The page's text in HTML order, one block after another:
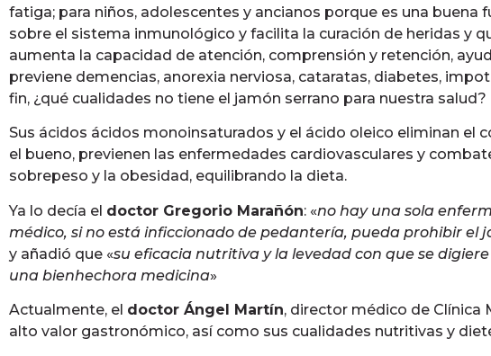
fatiga; para niños, adolescentes y ancianos porque es una buena
sobre el sistema inmunológico y facilita la curación de heridas y
aumenta la capacidad de atención, comprensión y retención,
previene demencias, anorexia nerviosa, cataratas, diabetes,
fin, ¿qué cualidades no tiene el jamón serrano para nuestra salud?
Sus ácidos ácidos monoinsaturados y el ácido oleico eliminan el
el bueno, previenen las enfermedades cardiovasculares y
sobrepeso y la obesidad, equilibrando la dieta.
Ya lo decía el doctor Gregorio Marañón: «no hay una sola
médico, si no está inficcionado de pedantería, pueda prohibir el
y añadió que «su eficacia nutritiva y la levedad con que se
una bienhechora medicina»
Actualmente, el doctor Ángel Martín, director médico de Clínica
alto valor gastronómico, así como sus cualidades nutritivas y